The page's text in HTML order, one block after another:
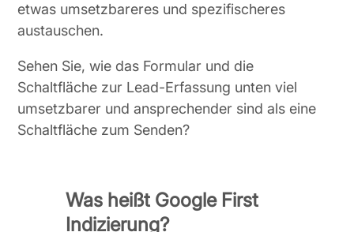
etwas umsetzbareres und spezifischeres
austauschen.
Sehen Sie, wie das Formular und die
Schaltfläche zur Lead-Erfassung unten viel
umsetzbarer und ansprechender sind als eine
Schaltfläche zum Senden?
Was heißt Google First
Indizierung?